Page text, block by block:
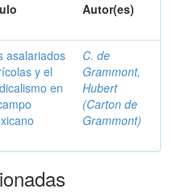
Autor(es)
asalariados
y el
en
C. de
Grammont,
Hubert
(Carton de
Grammont)